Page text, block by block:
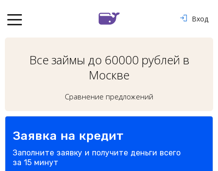
Вход
Все займы до 60000 рублей в
Москве
Сравнение предложений